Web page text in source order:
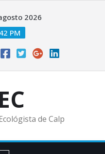
2026
PM
de Calp